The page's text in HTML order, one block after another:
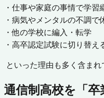
・仕事や家庭の事情で学習
・病気やメンタルの不調で
・他の学校に編入・転学
・高卒認定試験に切り替え
といった理由も多く含まれ
通信制高校を「